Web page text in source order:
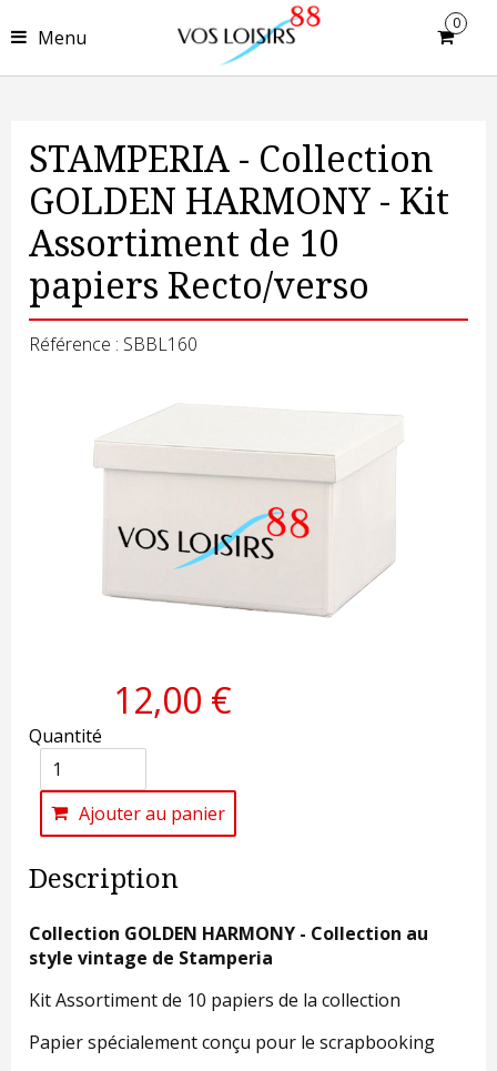
Menu
0
STAMPERIA - Collection
GOLDEN HARMONY - Kit
Assortiment de 10
papiers Recto/verso
Référence : SBBL160
12,00 €
Quantité
Ajouter au panier
Description
Collection GOLDEN HARMONY - Collection au
style vintage de Stamperia
Kit Assortiment de 10 papiers de la collection
Papier spécialement conçu pour le scrapbooking